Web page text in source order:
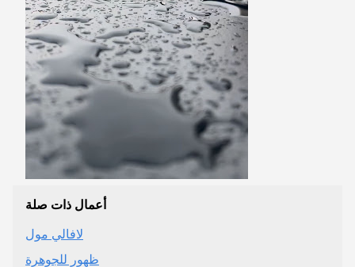
أعمال ذات صلة
لافالي مول
ظهور للجوهرة